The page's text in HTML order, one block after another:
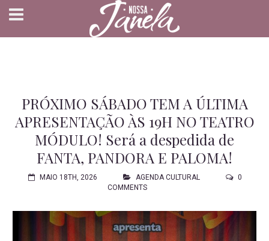
PRÓXIMO SÁBADO TEM A ÚLTIMA
APRESENTAÇÃO ÀS 19H NO TEATRO
MÓDULO! Será a despedida de
FANTA, PANDORA E PALOMA!
MAIO 18TH, 2026 AGENDA CULTURAL
0
COMMENTS